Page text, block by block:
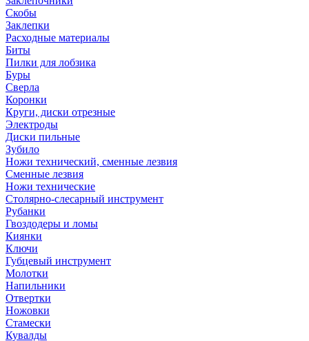
Скобы
Заклепки
Расходные материалы
Биты
Пилки для лобзика
Буры
Сверла
Коронки
Круги, диски отрезные
Электроды
Диски пильные
Зубило
Ножи технический, сменные лезвия
Сменные лезвия
Ножи технические
Столярно-слесарный инструмент
Рубанки
Гвоздодеры и ломы
Киянки
Ключи
Губцевый инструмент
Молотки
Напильники
Отвертки
Ножовки
Стамески
Кувалды